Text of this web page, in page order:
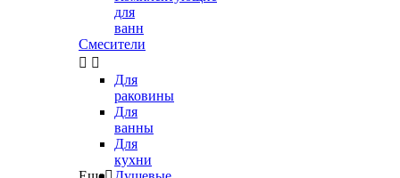
для
ванн
Смесители
 
Для
раковины
Для
ванны
Для
кухни